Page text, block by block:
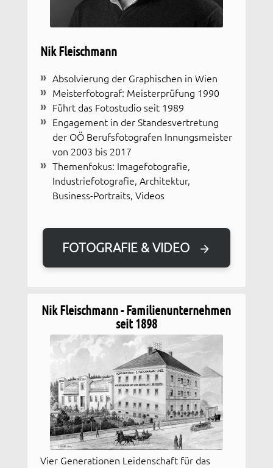
Nik Fleischmann
Absolvierung der Graphischen in Wien
Meisterfotograf: Meisterprüfung 1990
Führt das Fotostudio seit 1989
Engagement in der Standesvertretung
der OÖ Berufsfotografen Innungsmeister
von 2003 bis 2017
Themenfokus: Imagefotografie,
Industriefotografie, Architektur,
Business-Portraits, Videos
FOTOGRAFIE & VIDEO
Nik Fleischmann - Familienunternehmen
seit 1898
Vier Generationen Leidenschaft für das